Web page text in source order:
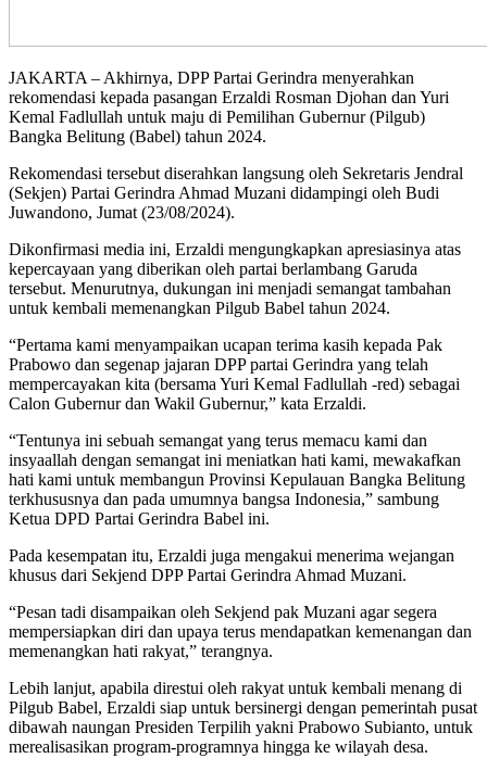
JAKARTA – Akhirnya, DPP Partai Gerindra menyerahkan
rekomendasi kepada pasangan Erzaldi Rosman Djohan dan Yuri
Kemal Fadlullah untuk maju di Pemilihan Gubernur (Pilgub)
Bangka Belitung (Babel) tahun 2024.
Rekomendasi tersebut diserahkan langsung oleh Sekretaris Jendral
(Sekjen) Partai Gerindra Ahmad Muzani didampingi oleh Budi
Juwandono, Jumat (23/08/2024).
Dikonfirmasi media ini, Erzaldi mengungkapkan apresiasinya atas
kepercayaan yang diberikan oleh partai berlambang Garuda
tersebut. Menurutnya, dukungan ini menjadi semangat tambahan
untuk kembali memenangkan Pilgub Babel tahun 2024.
“Pertama kami menyampaikan ucapan terima kasih kepada Pak
Prabowo dan segenap jajaran DPP partai Gerindra yang telah
mempercayakan kita (bersama Yuri Kemal Fadlullah -red) sebagai
Calon Gubernur dan Wakil Gubernur,” kata Erzaldi.
“Tentunya ini sebuah semangat yang terus memacu kami dan
insyaallah dengan semangat ini meniatkan hati kami, mewakafkan
hati kami untuk membangun Provinsi Kepulauan Bangka Belitung
terkhususnya dan pada umumnya bangsa Indonesia,” sambung
Ketua DPD Partai Gerindra Babel ini.
Pada kesempatan itu, Erzaldi juga mengakui menerima wejangan
khusus dari Sekjend DPP Partai Gerindra Ahmad Muzani.
“Pesan tadi disampaikan oleh Sekjend pak Muzani agar segera
mempersiapkan diri dan upaya terus mendapatkan kemenangan dan
memenangkan hati rakyat,” terangnya.
Lebih lanjut, apabila direstui oleh rakyat untuk kembali menang di
Pilgub Babel, Erzaldi siap untuk bersinergi dengan pemerintah pusat
dibawah naungan Presiden Terpilih yakni Prabowo Subianto, untuk
merealisasikan program-programnya hingga ke wilayah desa.